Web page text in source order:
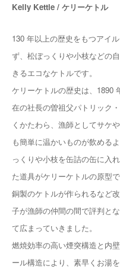
Kelly Kettle / ケリーケトル
130 年以上の歴史をもつアイ
ず、松ぼっくりや⼩枝などの
きるエコなケトルです。
ケリーケトルの歴史は、1890
在の社⻑の曽祖⽗パトリック
くかたわら、漁師としてサケ
も簡単に温かいものが飲める
っくりや⼩枝を⽸詰の⽸に⼊
た道具がケリーケトルの原型
銅製のケトルが作られるなど
⼦が漁師の仲間の間で評判と
て広まっていきました。
燃焼効率の⾼い煙突構造と内
ール構造により、素早くお湯